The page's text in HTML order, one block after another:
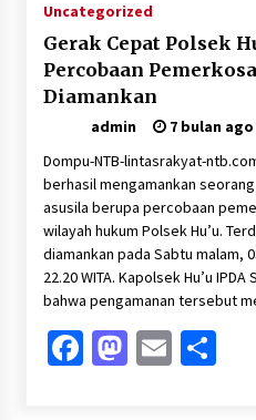
Uncategorized
Gerak Cepat Polsek
Percobaan
Diamankan
admin
7 bulan ago
Dompu-NTB-lintasrakyat-
berhasil mengamankan
asusila berupa percobaan
wilayah hukum Polsek Hu’u.
diamankan pada Sabtu malam,
22.20 WITA. Kapolsek Hu’u
bahwa pengamanan tersebut
Facebook
Mastodon
Email